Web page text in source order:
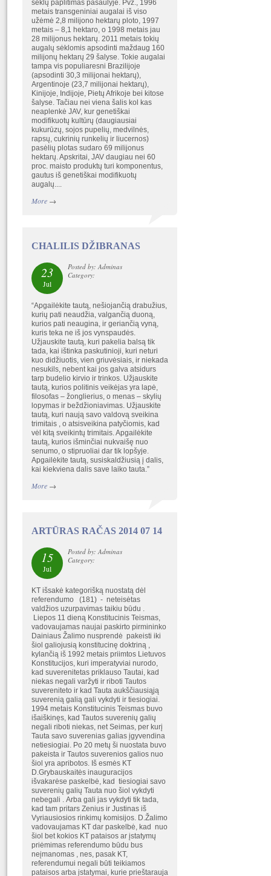
sėklų paplitimas pasaulyje. Pvz., 1996
metais transgeniniai augalai iš viso
užėmė 2,8 milijono hektarų ploto, 1997
metais – 8,1 hektaro, o 1998 metais jau
28 milijonus hektarų. 2011 metais tokių
augalų sėklomis apsodinti maždaug 160
milijonų hektarų 29 šalyse. Tokie augalai
tampa vis populiaresni Brazilijoje
(apsodinti 30,3 milijonai hektarų),
Argentinoje (23,7 milijonai hektarų),
Kinijoje, Indijoje, Pietų Afrikoje bei kitose
šalyse. Tačiau nei viena šalis kol kas
neaplenkė JAV, kur genetiškai
modifikuotų kultūrų (daugiausiai
kukurūzų, sojos pupelių, medvilnės,
rapsų, cukrinių runkelių ir liucernos)
pasėlių plotas sudaro 69 milijonus
hektarų. Apskritai, JAV daugiau nei 60
proc. maisto produktų turi komponentus,
gautus iš genetiškai modifikuotų
augalų....
More→
CHALILIS DŽIBRANAS
23
Jul
Posted by: Adminas
Category:
“Apgailėkite tautą, nešiojančią drabužius,
kurių pati neaudžia, valgančią duoną,
kurios pati neaugina, ir geriančią vyną,
kuris teka ne iš jos vynspaudės.
Užjauskite tautą, kuri pakelia balsą tik
tada, kai ištinka paskutinioji, kuri neturi
kuo didžiuotis, vien griuvėsiais, ir niekada
nesukils, nebent kai jos galva atsidurs
tarp budelio kirvio ir trinkos. Užjauskite
tautą, kurios politinis veikėjas yra lapė,
filosofas – žonglierius, o menas – skylių
lopymas ir beždžioniavimas. Užjauskite
tautą, kuri naują savo valdovą sveikina
trimitais , o atsisveikina patyčiomis, kad
vėl kitą sveikintų trimitais. Apgailėkite
tautą, kurios išminčiai nukvaišę nuo
senumo, o stipruoliai dar tik lopšyje.
Apgailėkite tautą, susiskaldžiusią į dalis,
kai kiekviena dalis save laiko tauta.”
More→
ARTŪRAS RAČAS 2014 07 14
15
Jul
Posted by: Adminas
Category:
KT išsakė kategorišką nuostatą dėl
referendumo (181) - neteisėtas
valdžios uzurpavimas taikiu būdu .
Liepos 11 dieną Konstitucinis Teismas,
vadovaujamas naujai paskirto pirmininko
Dainiaus Žalimo nusprendė pakeisti iki
šiol galiojusią konstitucinę doktriną ,
kylančią iš 1992 metais priimtos Lietuvos
Konstitucijos, kuri imperatyviai nurodo,
kad suverenitetas priklauso Tautai, kad
niekas negali varžyti ir riboti Tautos
suvereniteto ir kad Tauta aukščiausiąją
suverenią galią gali vykdyti ir tiesiogiai.
1994 metais Konstitucinis Teismas buvo
išaiškinęs, kad Tautos suverenių galių
negali riboti niekas, net Seimas, per kurį
Tauta savo suverenias galias įgyvendina
netiesiogiai. Po 20 metų ši nuostata buvo
pakeista ir Tautos suverenios galios nuo
šiol yra apribotos. Iš esmės KT
D.Grybauskaitės inauguracijos
išvakarėse paskelbė, kad tiesiogiai savo
suverenių galių Tauta nuo šiol vykdyti
nebegali . Arba gali jas vykdyti tik tada,
kad tam pritars Zenius ir Justinas iš
Vyriausiosios rinkimų komisijos. D.Žalimo
vadovaujamas KT dar paskelbė, kad nuo
šiol bet kokios KT pataisos ar įstatymų
priėmimas referendumo būdu bus
neįmanomas , nes, pasak KT,
referendumui negali būti teikiamos
pataisos arba įstatymai, kurie prieštarauja